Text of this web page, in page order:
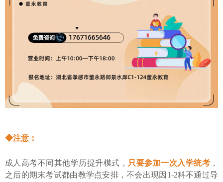
◆注意：
成人高考不同其他学历提升模式， 只要参加一次入学统考 ，
之后的期末考试都由教学点安排，不会出现因 1-2科不通过导